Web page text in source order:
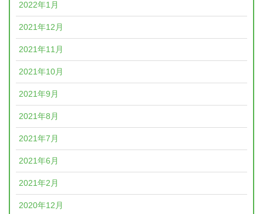
2022年1月
2021年12月
2021年11月
2021年10月
2021年9月
2021年8月
2021年7月
2021年6月
2021年2月
2020年12月